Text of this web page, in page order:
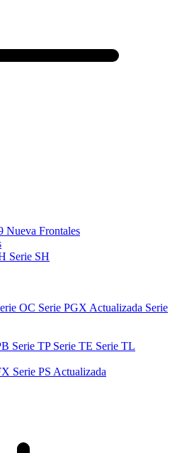
Nueva Frontales
Serie SH
OC Serie PGX Actualizada Serie
Serie TP Serie TE Serie TL
Serie PS Actualizada